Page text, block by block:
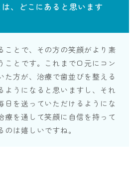
、どこにあると思います
ことで、その方の笑顔がより素
ことです。これまで口元にコン
た方が、治療で歯並びを整える
ようになると思いますし、それ
日を送っていただけるようにな
療を通して笑顔に自信を持って
は嬉しいですね。